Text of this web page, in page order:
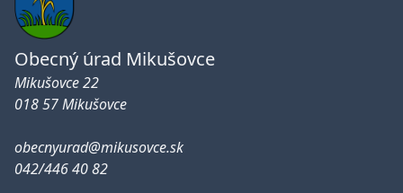
Obecný úrad Mikušovce
Mikušovce 22
018 57 Mikušovce
obecnyurad@mikusovce.sk
042/446 40 82